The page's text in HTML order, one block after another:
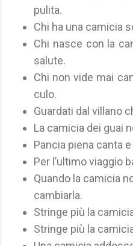
pulita.
Chi ha una camicia
Chi nasce con la
salute.
Chi non vide mai
culo.
Guardati dal villano
La camicia dei guai
Pancia piena canta
Per l’ultimo viaggio
Quando la camicia
cambiarla.
Stringe più la
Stringe più la